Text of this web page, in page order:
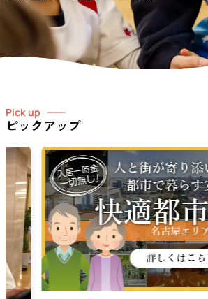
ニーズに幅広く対応していきます。
担当：宮澤
Pick up
ピックアップ